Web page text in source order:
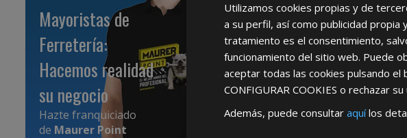
Mayoristas de
Ferretería:
Hacemos realidad
su negocio
Hazte franquiciado
de Maurer Point
Utilizamos cookies propias y de
a su perfil, así como publicidad propia
tratamiento es el consentimiento,
funcionamiento del sitio web. Puede
aceptar todas las cookies pulsando el
CONFIGURAR COOKIES o rechazar
Además, puede consultar aquílos